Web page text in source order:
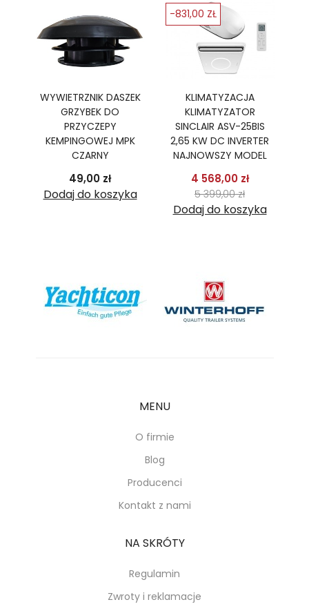
WYWIETRZNIK DASZEK
GRZYBEK DO
PRZYCZEPY
KEMPINGOWEJ MPK
CZARNY
49,00 złCena
Dodaj do koszyka
KLIMATYZACJA
KLIMATYZATOR
SINCLAIR ASV-25BIS
2,65 KW DC INVERTER
NAJNOWSZY MODEL
4 568,00 złCena
5 399,00 złCena
Dodaj do koszyka
-831,00 ZŁ
MENU
O firmie
Blog
Producenci
Kontakt z nami
NA SKRÓTY
Regulamin
Zwroty i reklamacje